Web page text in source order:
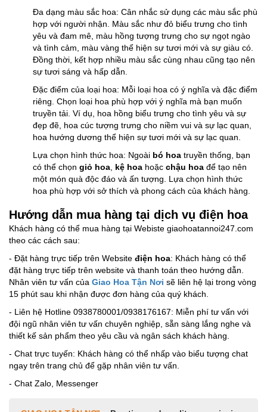
Đa dạng màu sắc hoa: Cân nhắc sử dụng các màu sắc phù
hợp với người nhận. Màu sắc như đỏ biểu trưng cho tình
yêu và đam mê, màu hồng tượng trưng cho sự ngọt ngào
và tình cảm, màu vàng thể hiện sự tươi mới và sự giàu có.
Đồng thời, kết hợp nhiều màu sắc cùng nhau cũng tạo nên
sự tươi sáng và hấp dẫn.
Đặc điểm của loại hoa: Mỗi loại hoa có ý nghĩa và đặc điểm
riêng. Chọn loại hoa phù hợp với ý nghĩa mà bạn muốn
truyền tải. Ví dụ, hoa hồng biểu trưng cho tình yêu và sự
đẹp đẽ, hoa cúc tượng trưng cho niềm vui và sự lạc quan,
hoa hướng dương thể hiện sự tươi mới và sự lạc quan.
Lựa chọn hình thức hoa: Ngoài bó hoa truyền thống, bạn
có thể chọn giỏ hoa, kệ hoa hoặc chậu hoa để tạo nên
một món quà độc đáo và ấn tượng. Lựa chọn hình thức
hoa phù hợp với sở thích và phong cách của khách hàng.
Hướng dẫn mua hàng tại dịch vụ điện hoa
Khách hàng có thể mua hàng tại Webiste giaohoatannoi247.com
theo các cách sau:
- Đặt hàng trực tiếp trên Website điện hoa: Khách hàng có thể
đặt hàng trực tiếp trên website và thanh toán theo hướng dẫn.
Nhân viên tư vấn của Giao Hoa Tận Nơi sẽ liên hệ lại trong vòng
15 phút sau khi nhận được đơn hàng của quý khách.
- Liên hệ Hotline 0938780001/0938176167: Miễn phí tư vấn với
đội ngũ nhân viên tư vấn chuyên nghiệp, sẵn sàng lắng nghe và
thiết kế sản phẩm theo yêu cầu và ngân sách khách hàng.
- Chat trực tuyến: Khách hàng có thể nhấp vào biểu tượng chat
ngay trên trang chủ để gặp nhân viên tư vấn.
- Chat Zalo, Messenger